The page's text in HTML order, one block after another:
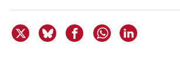
Deel dit item op X
Deel dit item op Bluesky
Deel dit item op
Delen via WhatsApp